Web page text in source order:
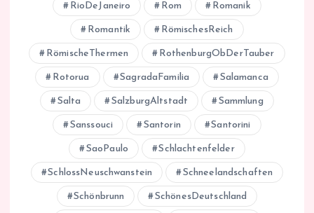
RioDeJaneiro Rom Romanik
Romantik RömischesReich
RömischeThermen RothenburgObDerTauber
Rotorua SagradaFamilia Salamanca
Salta SalzburgAltstadt Sammlung
Sanssouci Santorin Santorini
SaoPaulo Schlachtenfelder
SchlossNeuschwanstein Schneelandschaften
Schönbrunn SchönesDeutschland